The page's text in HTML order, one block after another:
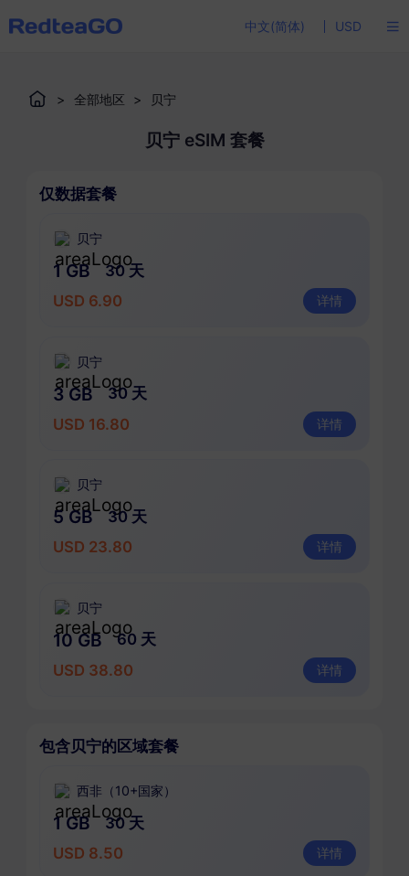
中文(简体) USD
> 全部地区 > 贝宁
贝宁 eSIM 套餐
仅数据套餐
贝宁
1 GB
30 天
USD 6.90
详情
贝宁
3 GB
30 天
USD 16.80
详情
贝宁
5 GB
30 天
USD 23.80
详情
贝宁
10 GB
60 天
USD 38.80
详情
包含贝宁的区域套餐
西非（10+国家）
1 GB
30 天
USD 8.50
详情